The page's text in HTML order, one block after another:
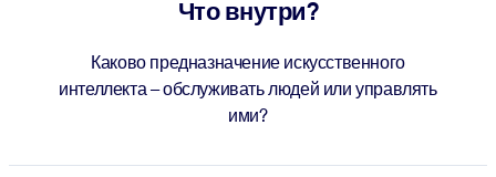
результатов ваших ИИ-систем.
Что внутри?
Каково предназначение искусственного
интеллекта – обслуживать людей или управлять
ими?